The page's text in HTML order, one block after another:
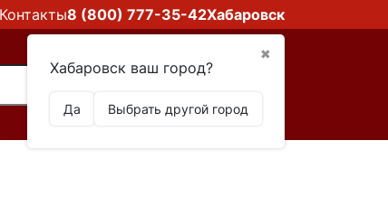
Контакты8 (800) 777-35-42Хабаровск
✖
Хабаровск ваш город?
Да Выбрать другой город